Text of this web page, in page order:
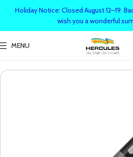
MENU
Holiday Notice: Closed August 12–19.
wish you a wonderful